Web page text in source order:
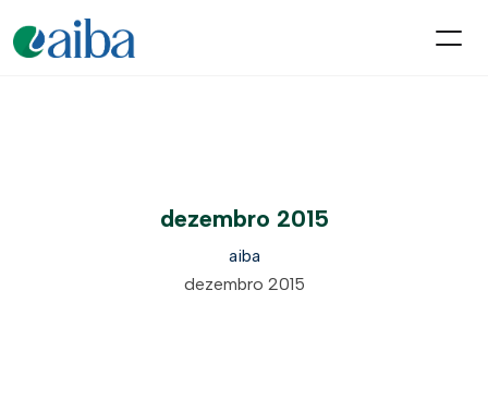
dezembro 2015
aiba
dezembro 2015